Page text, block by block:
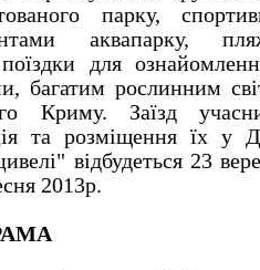
парку,
аквапарку,
для
багатим рослинним
Криму. Заїзд
та розміщення їх у
відбудеться 23
2013р.